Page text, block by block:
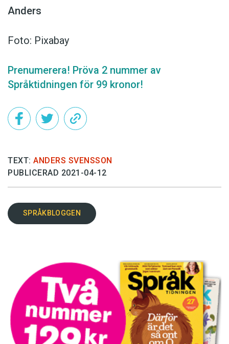
Anders
Foto: Pixabay
Prenumerera! Pröva 2 nummer av
Språktidningen för 99 kronor!
TEXT: ANDERS SVENSSON
PUBLICERAD 2021-04-12
SPRÅKBLOGGEN